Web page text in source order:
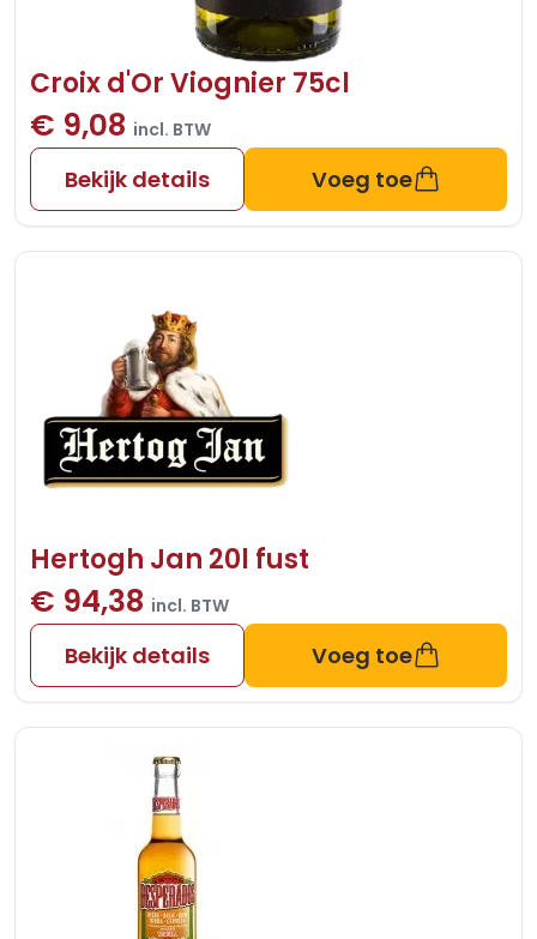
Croix d'Or Viognier 75cl
€ 9,08 incl. BTW
Bekijk details Voeg toe
Hertogh Jan 20l fust
€ 94,38 incl. BTW
Bekijk details Voeg toe